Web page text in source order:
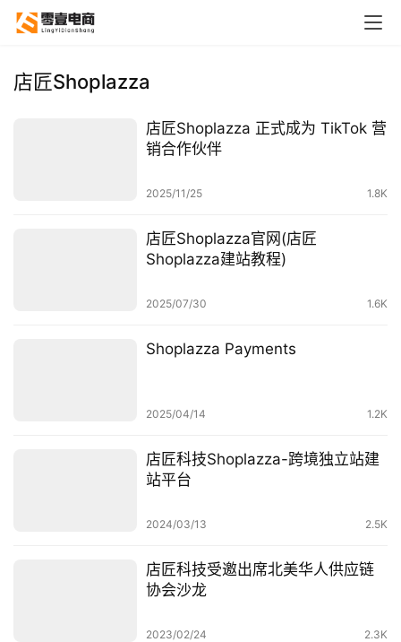
店匠Shoplazza
店匠Shoplazza 正式成为 TikTok 营
销合作伙伴
2025/11/25 1.8K
店匠Shoplazza官网(店匠
Shoplazza建站教程)
2025/07/30 1.6K
Shoplazza Payments
2025/04/14 1.2K
店匠科技Shoplazza-跨境独立站建
站平台
2024/03/13 2.5K
店匠科技受邀出席北美华人供应链
协会沙龙
2023/02/24 2.3K